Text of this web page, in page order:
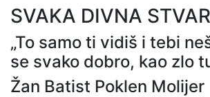
SVAKA DIVNA STVAR
„To samo ti vidiš i tebi
se svako dobro, kao zlo
Žan Batist Poklen Molijer